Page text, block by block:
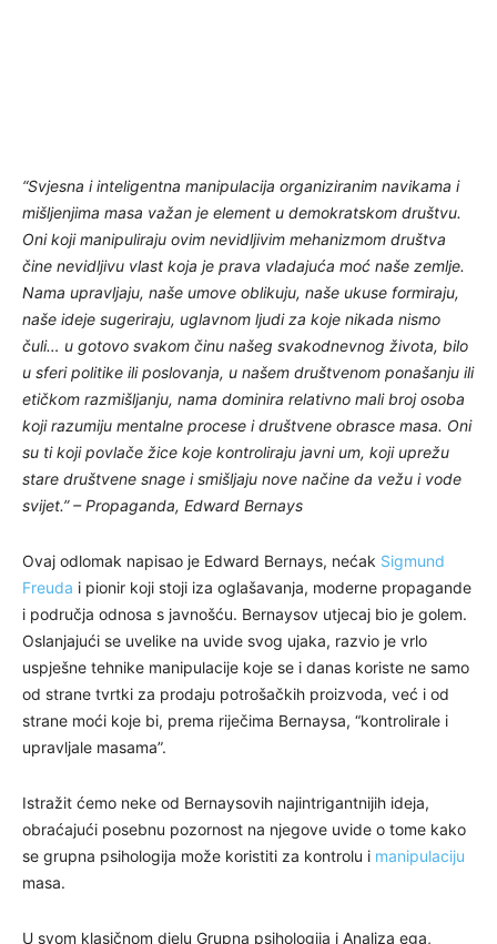
“Svjesna i inteligentna manipulacija organiziranim navikama i
mišljenjima masa važan je element u demokratskom društvu.
Oni koji manipuliraju ovim nevidljivim mehanizmom društva
čine nevidljivu vlast koja je prava vladajuća moć naše zemlje.
Nama upravljaju, naše umove oblikuju, naše ukuse formiraju,
naše ideje sugeriraju, uglavnom ljudi za koje nikada nismo
čuli… u gotovo svakom činu našeg svakodnevnog života, bilo
u sferi politike ili poslovanja, u našem društvenom ponašanju ili
etičkom razmišljanju, nama dominira relativno mali broj osoba
koji razumiju mentalne procese i društvene obrasce masa. Oni
su ti koji povlače žice koje kontroliraju javni um, koji uprežu
stare društvene snage i smišljaju nove načine da vežu i vode
svijet.” – Propaganda, Edward Bernays
Ovaj odlomak napisao je Edward Bernays, nećak Sigmund
Freuda i pionir koji stoji iza oglašavanja, moderne propagande
i područja odnosa s javnošću. Bernaysov utjecaj bio je golem.
Oslanjajući se uvelike na uvide svog ujaka, razvio je vrlo
uspješne tehnike manipulacije koje se i danas koriste ne samo
od strane tvrtki za prodaju potrošačkih proizvoda, već i od
strane moći koje bi, prema riječima Bernaysa, “kontrolirale i
upravljale masama”.
Istražit ćemo neke od Bernaysovih najintrigantnijih ideja,
obraćajući posebnu pozornost na njegove uvide o tome kako
se grupna psihologija može koristiti za kontrolu i manipulaciju
masa.
U svom klasičnom djelu Grupna psihologija i Analiza ega,